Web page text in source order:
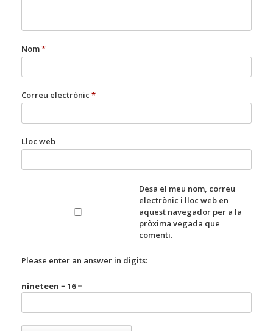
Nom*
Correu electrònic *
Lloc web
Desa el meu nom, correu
electrònic i lloc web en
aquest navegador per a la
pròxima vegada que
comenti.
Please enter an answer in digits:
nineteen − 16 =